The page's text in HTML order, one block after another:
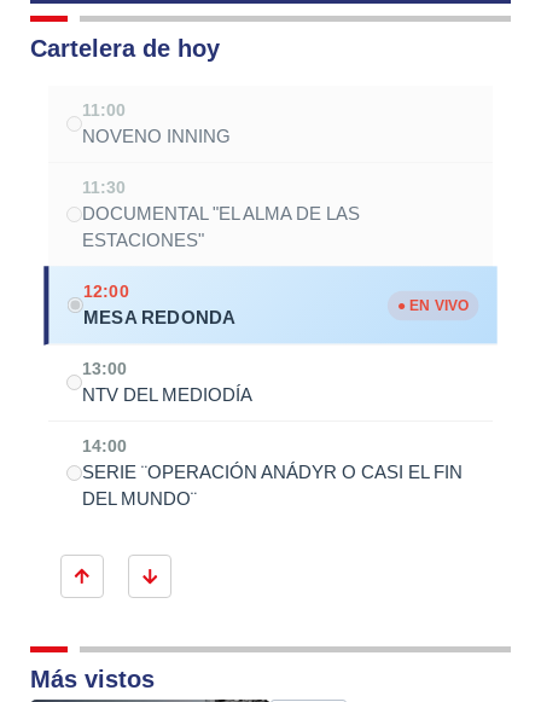
Cartelera de hoy
11:00
NOVENO INNING
11:30
DOCUMENTAL "EL ALMA DE LAS
ESTACIONES"
12:00
MESA REDONDA
● EN VIVO
13:00
NTV DEL MEDIODÍA
14:00
SERIE ¨OPERACIÓN ANÁDYR O CASI EL FIN
DEL MUNDO¨
Más vistos